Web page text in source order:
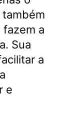
também
a
Sua
a
e